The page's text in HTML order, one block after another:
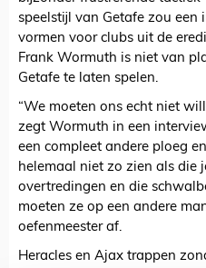
speelstijl van Getafe zou een
vormen voor clubs uit de
Frank Wormuth is niet van
Getafe te laten spelen.
“We moeten ons echt niet
zegt Wormuth in een
een compleet andere ploeg
helemaal niet zo zien als die
overtredingen en die
moeten ze op een andere
oefenmeester af.
Heracles en Ajax trappen